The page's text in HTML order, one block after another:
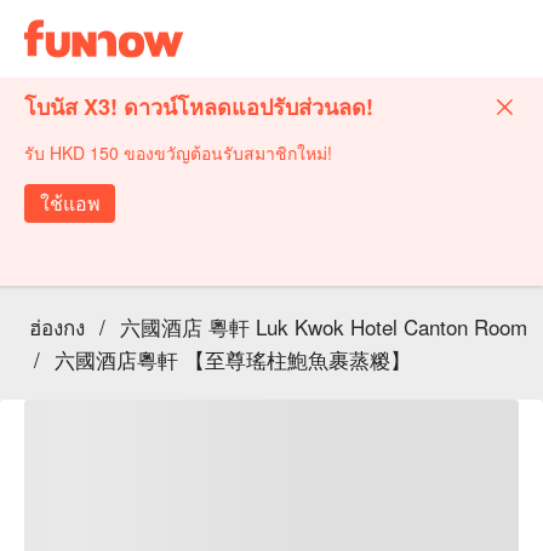
โบนัส X3! ดาวน์โหลดแอปรับส่วนลด!
รับ HKD 150 ของขวัญต้อนรับสมาชิกใหม่!
ใช้แอพ
ฮ่องกง / 六國酒店 粵軒 Luk Kwok Hotel Canton Room
/ 六國酒店粵軒 【至尊瑤柱鮑魚裹蒸糉】